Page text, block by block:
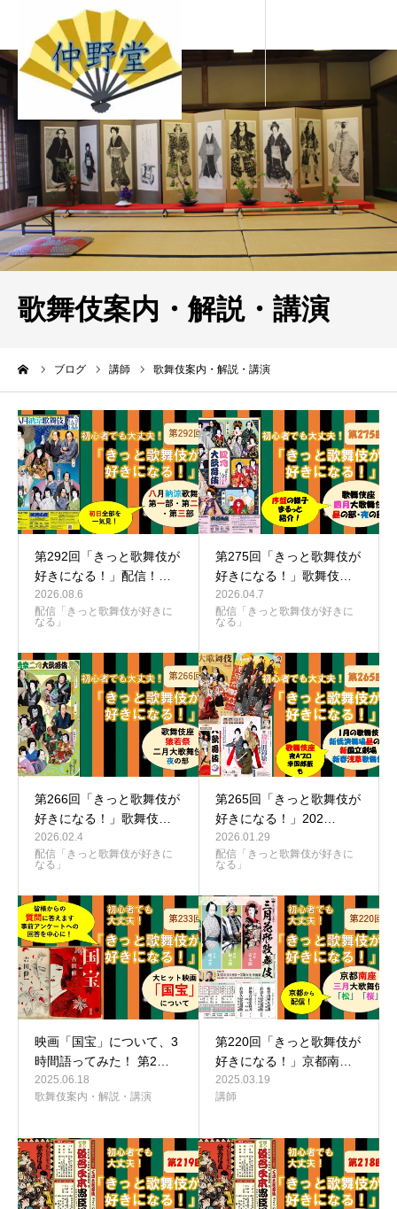
歌舞伎案内・解説・講演
ブログ 講師 歌舞伎案内・解説・講演
第292回「きっと歌舞伎が
好きになる！」配信！…
2026.08.6
配信「きっと歌舞伎が好きに
なる」
第275回「きっと歌舞伎が
好きになる！」歌舞伎…
2026.04.7
配信「きっと歌舞伎が好きに
なる」
第266回「きっと歌舞伎が
好きになる！」歌舞伎…
2026.02.4
配信「きっと歌舞伎が好きに
なる」
第265回「きっと歌舞伎が
好きになる！」202…
2026.01.29
配信「きっと歌舞伎が好きに
なる」
映画「国宝」について、3
時間語ってみた！ 第2…
2025.06.18
歌舞伎案内・解説・講演
第220回「きっと歌舞伎が
好きになる！」京都南…
2025.03.19
講師